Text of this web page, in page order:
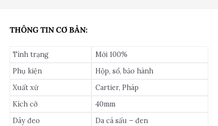
THÔNG TIN CƠ BẢN:
Tình trạng
Mới 100%
Phụ kiện
Hộp, sổ, bảo hành
Xuất xứ
Cartier, Pháp
Kích cỡ
40mm
Dây đeo
Da cá sấu – đen